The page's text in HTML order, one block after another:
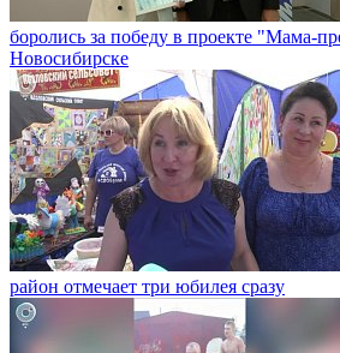
боролись за победу в проекте "Мама-
Новосибирске
район отмечает три юбилея сразу